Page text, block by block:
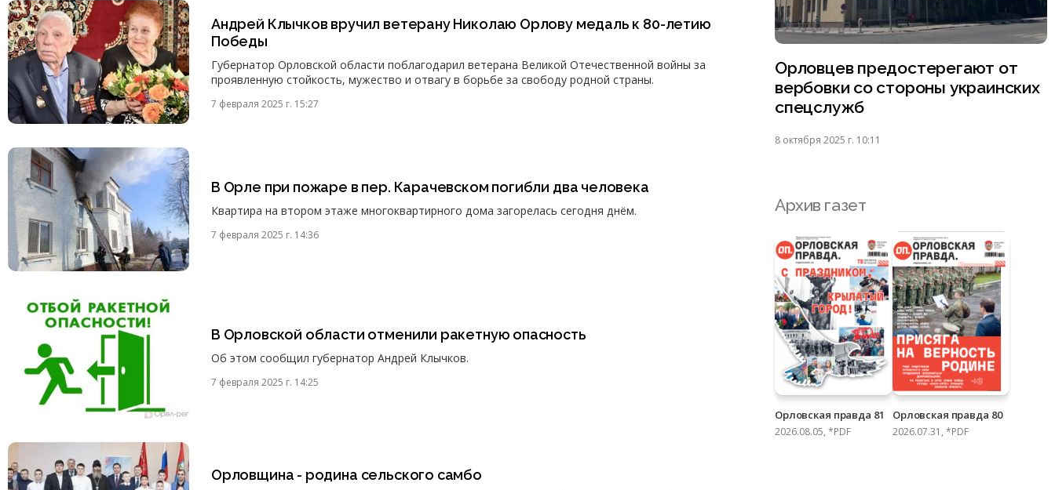
Андрей Клычков вручил ветерану Николаю Орлову медаль к 80-летию
Победы
Губернатор Орловской области поблагодарил ветерана Великой Отечественной войны за
проявленную стойкость, мужество и отвагу в борьбе за свободу родной страны.
7 февраля 2025 г. 15:27
В Орле при пожаре в пер. Карачевском погибли два человека
Квартира на втором этаже многоквартирного дома загорелась сегодня днём.
7 февраля 2025 г. 14:36
В Орловской области отменили ракетную опасность
Об этом сообщил губернатор Андрей Клычков.
7 февраля 2025 г. 14:25
Орловщина - родина сельского самбо
Орловцев предостерегают от
вербовки со стороны украинских
спецслужб
8 октября 2025 г. 10:11
Архив газет
Орловская правда 81
2026.08.05, *PDF
Орловская правда 80
2026.07.31, *PDF